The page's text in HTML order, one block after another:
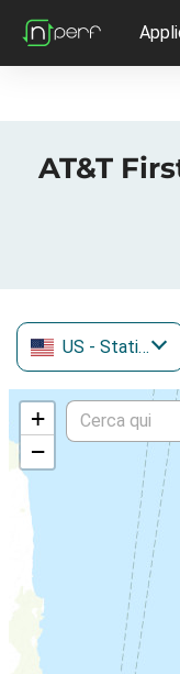
AT&T
US - Stati Uniti
+
−